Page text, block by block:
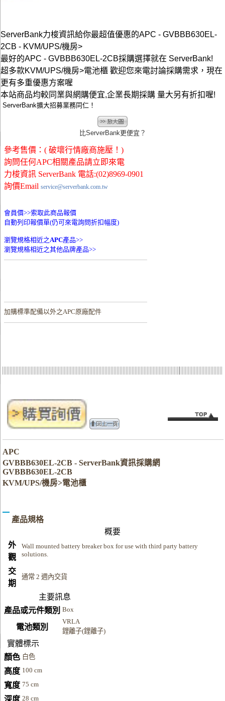
ServerBank力梭資訊給你最超值優惠的APC - GVBBB630EL-
2CB - KVM/UPS/機房>
最好的APC - GVBBB630EL-2CB採購選擇就在 ServerBank!
超多款KVM/UPS/機房>電池櫃 歡迎您來電討論採購需求，現在
更有多重優惠方案喔
本站商品均較同業與網購便宜,企業長期採購 量大另有折扣喔!
ServerBank擴大招募業務同仁！
比ServerBank更便宜？
參考售價：( 破壞行情廠商施壓！)
詢問任何APC相關產品請立即來電
力梭資訊 ServerBank 電話:(02)8969-0901
詢價Email service@serverbank.com.tw
會員價>>索取此商品報價
自動列印報價單(仍可來電詢問折扣幅度)
瀏覽規格相近之APC產品>>
瀏覽規格相近之其他品牌產品>>
加購標準配備以外之APC原廠配件
APC
GVBBB630EL-2CB - ServerBank資訊採購網
GVBBB630EL-2CB
KVM/UPS/機房>電池櫃
產品規格
概要
外
觀
Wall mounted battery breaker box for use with third party battery
solutions.
交
期
通常 2 週內交貨
主要訊息
產品或元件類別 Box
電池類別
VRLA
鋰離子(鋰離子)
實體標示
顏色 白色
高度 100 cm
寬度 75 cm
深度 28 cm